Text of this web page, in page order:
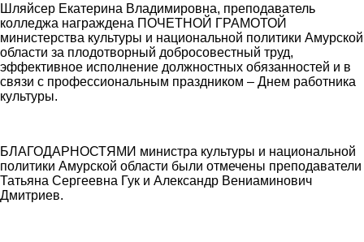
Шляйсер Екатерина Владимировна, преподаватель
колледжа награждена ПОЧЕТНОЙ ГРАМОТОЙ
министерства культуры и национальной политики Амурской
области за плодотворный добросовестный труд,
эффективное исполнение должностных обязанностей и в
связи с профессиональным праздником – Днем работника
культуры.
БЛАГОДАРНОСТЯМИ министра культуры и национальной
политики Амурской области были отмечены преподаватели
Татьяна Сергеевна Гук и Александр Вениаминович
Дмитриев.